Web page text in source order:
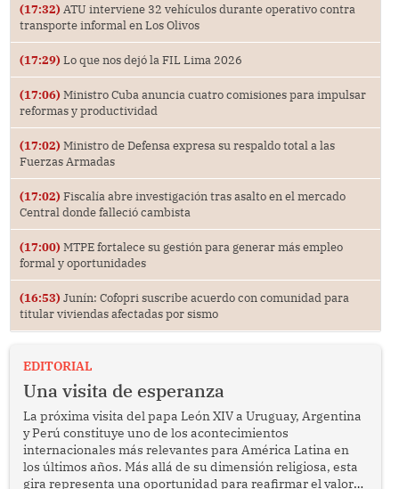
(17:32) ATU interviene 32 vehículos durante operativo contra
transporte informal en Los Olivos
(17:29) Lo que nos dejó la FIL Lima 2026
(17:06) Ministro Cuba anuncia cuatro comisiones para impulsar
reformas y productividad
(17:02) Ministro de Defensa expresa su respaldo total a las
Fuerzas Armadas
(17:02) Fiscalía abre investigación tras asalto en el mercado
Central donde falleció cambista
(17:00) MTPE fortalece su gestión para generar más empleo
formal y oportunidades
(16:53) Junín: Cofopri suscribe acuerdo con comunidad para
titular viviendas afectadas por sismo
EDITORIAL
Una visita de esperanza
La próxima visita del papa León XIV a Uruguay, Argentina
y Perú constituye uno de los acontecimientos
internacionales más relevantes para América Latina en
los últimos años. Más allá de su dimensión religiosa, esta
gira representa una oportunidad para reafirmar el valor